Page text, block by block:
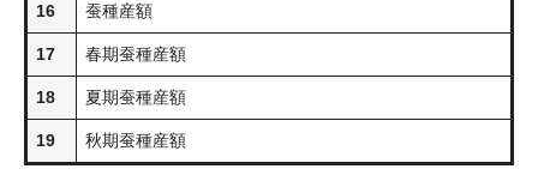
16 蚕種産額
17 春期蚕種産額
18 夏期蚕種産額
19 秋期蚕種産額